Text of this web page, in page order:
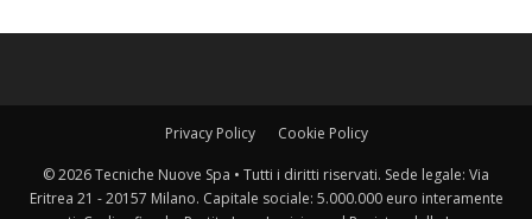
Privacy Policy Cookie Policy
© 2026 Tecniche Nuove Spa • Tutti i diritti riservati. Sede legale: Via
Eritrea 21 - 20157 Milano. Capitale sociale: 5.000.000 euro interamente